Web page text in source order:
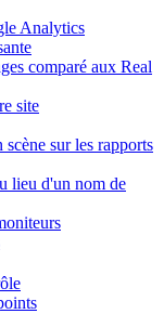
Analytics
comparé aux Real
site
sur les rapports
lieu d'un nom de